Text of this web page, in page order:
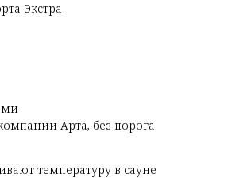
Экстра
Арта, без порога
температуру в сауне